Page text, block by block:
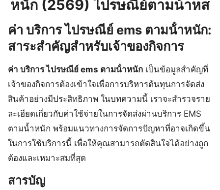
หนัก (2569) ไปรษณีย์ตามน้ําหส
ค่า บริการ ไปรษณีย์ ems ตามน้ําหนัก:
สาระสำคัญสำหรับเจ้าของกิจการ
ค่า บริการ ไปรษณีย์ ems ตามน้ําหนัก เป็นข้อมูลสำคัญที่
เจ้าของกิจการต้องเข้าใจเพื่อการบริหารต้นทุนการจัดส่ง
สินค้าอย่างมีประสิทธิภาพ ในบทความนี้ เราจะสำรวจราย
ละเอียดเกี่ยวกับค่าใช้จ่ายในการจัดส่งผ่านบริการ EMS
ตามน้ำหนัก พร้อมแนวทางการจัดการปัญหาที่อาจเกิดขึ้น
ในการใช้บริการนี้ เพื่อให้คุณสามารถตัดสินใจได้อย่างถูก
ต้องและเหมาะสมที่สุด
สารบัญ